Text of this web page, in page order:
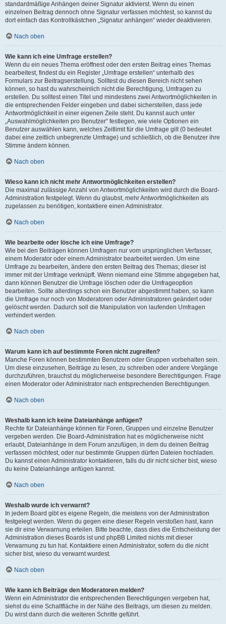
standardmäßige Anhängen deiner Signatur aktivierst. Wenn du einen
einzelnen Beitrag dennoch ohne Signatur verfassen möchtest, so kannst du
dort einfach das Kontrollkästchen „Signatur anhängen“ wieder deaktivieren.
Nach oben
Wie kann ich eine Umfrage erstellen?
Wenn du ein neues Thema eröffnest oder den ersten Beitrag eines Themas
bearbeitest, findest du ein Register „Umfrage erstellen“ unterhalb des
Formulars zur Beitragserstellung. Solltest du diesen Bereich nicht sehen
können, so hast du wahrscheinlich nicht die Berechtigung, Umfragen zu
erstellen. Du solltest einen Titel und mindestens zwei Antwortmöglichkeiten in
die entsprechenden Felder eingeben und dabei sicherstellen, dass jede
Antwortmöglichkeit in einer eigenen Zeile steht. Du kannst auch unter
„Auswahlmöglichkeiten pro Benutzer“ festlegen, wie viele Optionen ein
Benutzer auswählen kann, welches Zeitlimit für die Umfrage gilt (0 bedeutet
dabei eine zeitlich unbegrenzte Umfrage) und schließlich, ob die Benutzer ihre
Stimme ändern können.
Nach oben
Wieso kann ich nicht mehr Antwortmöglichkeiten erstellen?
Die maximal zulässige Anzahl von Antwortmöglichkeiten wird durch die Board-
Administration festgelegt. Wenn du glaubst, mehr Antwortmöglichkeiten als
zugelassen zu benötigen, kontaktiere einen Administrator.
Nach oben
Wie bearbeite oder lösche ich eine Umfrage?
Wie bei den Beiträgen können Umfragen nur vom ursprünglichen Verfasser,
einem Moderator oder einem Administrator bearbeitet werden. Um eine
Umfrage zu bearbeiten, ändere den ersten Beitrag des Themas; dieser ist
immer mit der Umfrage verknüpft. Wenn niemand eine Stimme abgegeben hat,
dann können Benutzer die Umfrage löschen oder die Umfrageoption
bearbeiten. Sollte allerdings schon ein Benutzer abgestimmt haben, so kann
die Umfrage nur noch von Moderatoren oder Administratoren geändert oder
gelöscht werden. Dadurch soll die Manipulation von laufenden Umfragen
verhindert werden.
Nach oben
Warum kann ich auf bestimmte Foren nicht zugreifen?
Manche Foren können bestimmten Benutzern oder Gruppen vorbehalten sein.
Um diese einzusehen, Beiträge zu lesen, zu schreiben oder andere Vorgänge
durchzuführen, brauchst du möglicherweise besondere Berechtigungen. Frage
einen Moderator oder Administrator nach entsprechenden Berechtigungen.
Nach oben
Weshalb kann ich keine Dateianhänge anfügen?
Rechte für Dateianhänge können für Foren, Gruppen und einzelne Benutzer
vergeben werden. Die Board-Administration hat es möglicherweise nicht
erlaubt, Dateianhänge in dem Forum anzufügen, in dem du deinen Beitrag
verfassen möchtest, oder nur bestimmte Gruppen dürfen Dateien hochladen.
Du kannst einen Administrator kontaktieren, falls du dir nicht sicher bist, wieso
du keine Dateianhänge anfügen kannst.
Nach oben
Weshalb wurde ich verwarnt?
In jedem Board gibt es eigene Regeln, die meistens von der Administration
festgelegt werden. Wenn du gegen eine dieser Regeln verstoßen hast, kann
sie dir eine Verwarnung erteilen. Bitte beachte, dass dies die Entscheidung der
Administration dieses Boards ist und phpBB Limited nichts mit dieser
Verwarnung zu tun hat. Kontaktiere einen Administrator, sofern du die nicht
sicher bist, wieso du verwarnt wurdest.
Nach oben
Wie kann ich Beiträge den Moderatoren melden?
Wenn ein Administrator die entsprechenden Berechtigungen vergeben hat,
siehst du eine Schaltfläche in der Nähe des Beitrags, um diesen zu melden.
Du wirst dann durch die weiteren Schritte geführt.